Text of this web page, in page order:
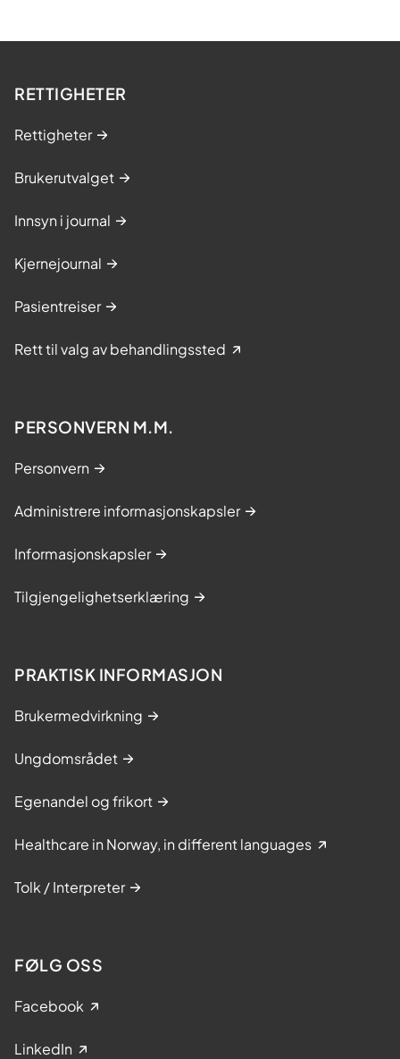
RETTIGHETER
Rettigheter
Brukerutvalget
Innsyn i journal
Kjernejournal
Pasientreiser
Rett til valg av behandlingssted
PERSONVERN M.M.
Personvern
Administrere informasjonskapsler
Informasjonskapsler
Tilgjengelighetserklæring
PRAKTISK INFORMASJON
Brukermedvirkning
Ungdomsrådet
Egenandel og frikort
Healthcare in Norway, in different languages
Tolk / Interpreter
FØLG OSS
Facebook
LinkedIn